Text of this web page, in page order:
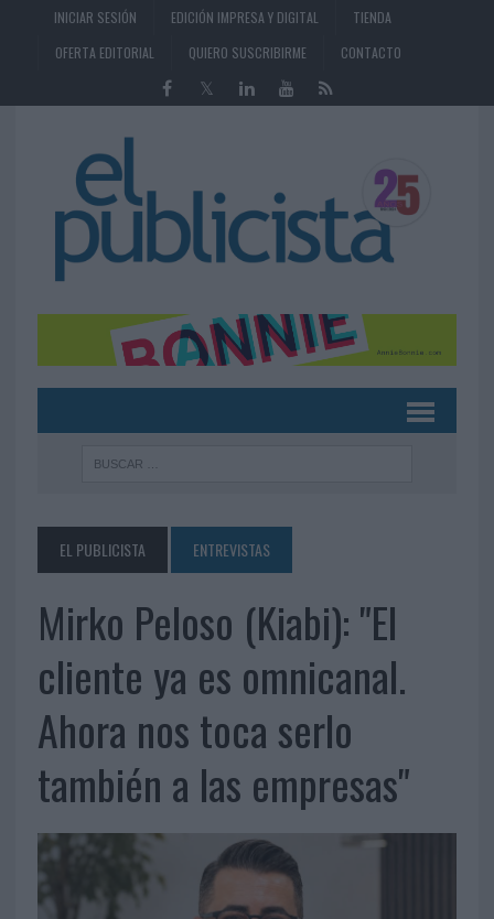
INICIAR SESIÓN EDICIÓN IMPRESA Y DIGITAL
TIENDA
OFERTA EDITORIAL
QUIERO SUSCRIBIRME CONTACTO
EL PUBLICISTA ENTREVISTAS
Mirko Peloso (Kiabi): "El
cliente ya es omnicanal.
Ahora nos toca serlo
también a las empresas"